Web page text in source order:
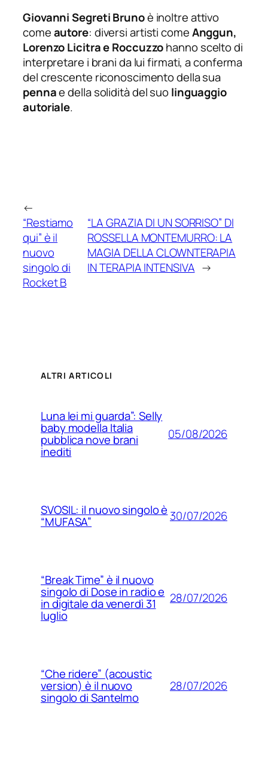
Giovanni Segreti Brunoè inoltre attivo
comeautore: diversi artisti comeAnggun,
Lorenzo Licitra e Roccuzzohanno scelto di
interpretare i brani da lui firmati, a conferma
del crescente riconoscimento della sua
pennae della solidità del suolinguaggio
autoriale.
←
“Restiamo
qui” è il
nuovo
singolo di
Rocket B
“LA GRAZIA DI UN SORRISO” DI
ROSSELLA MONTEMURRO: LA
MAGIA DELLA CLOWNTERAPIA
IN TERAPIA INTENSIVA →
ALTRI ARTICOLI
Luna lei mi guarda”: Selly
baby modella Italia
pubblica nove brani
inediti
05/08/2026
SVOSIL: il nuovo singolo è
“MUFASA” 30/07/2026
“Break Time” è il nuovo
singolo di Dose in radio e
in digitale da venerdì 31
luglio
28/07/2026
“Che ridere” (acoustic
version) è il nuovo
singolo di Santelmo
28/07/2026